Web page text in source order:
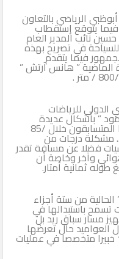
الرياضي بالتعاون
للسياحة 15- طيارا فيما يتوقع إستقطاب
حسين نائب المدير العام
في تصريح بهذه
فيما يتقدم
الماضية ” هانس آرتش ”
.
الدولي للرياضات
” عمود ” بأشكال عديدة
متعرجة ومنعطفات ورباعية يقطعها المتسابقون خلال /85
كم / ساعة .. مشكلة درجات من
فضلا عن مسافة تقدر
هوائي وآخر وخاصة أن
طوله ثمانية أمتار.
الحالية من ستة أجزاء
تسمح باستبدالها في
مسار سباق ريد بل
العواميد حال تعرضها
للإصطدام. تم تخصيص فريق يضم 15 خبيرا متخصصا في عمليات